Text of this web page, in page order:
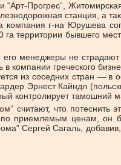
Прогрес”,
станция, а
г-на Юрушева
территории бывшего
менеджеры не
греческого
из соседних стран —
Эрнест Кайндл
контролирует тамошний
что потеснить
по приемлемым ценам,
Сергей Сагаль,